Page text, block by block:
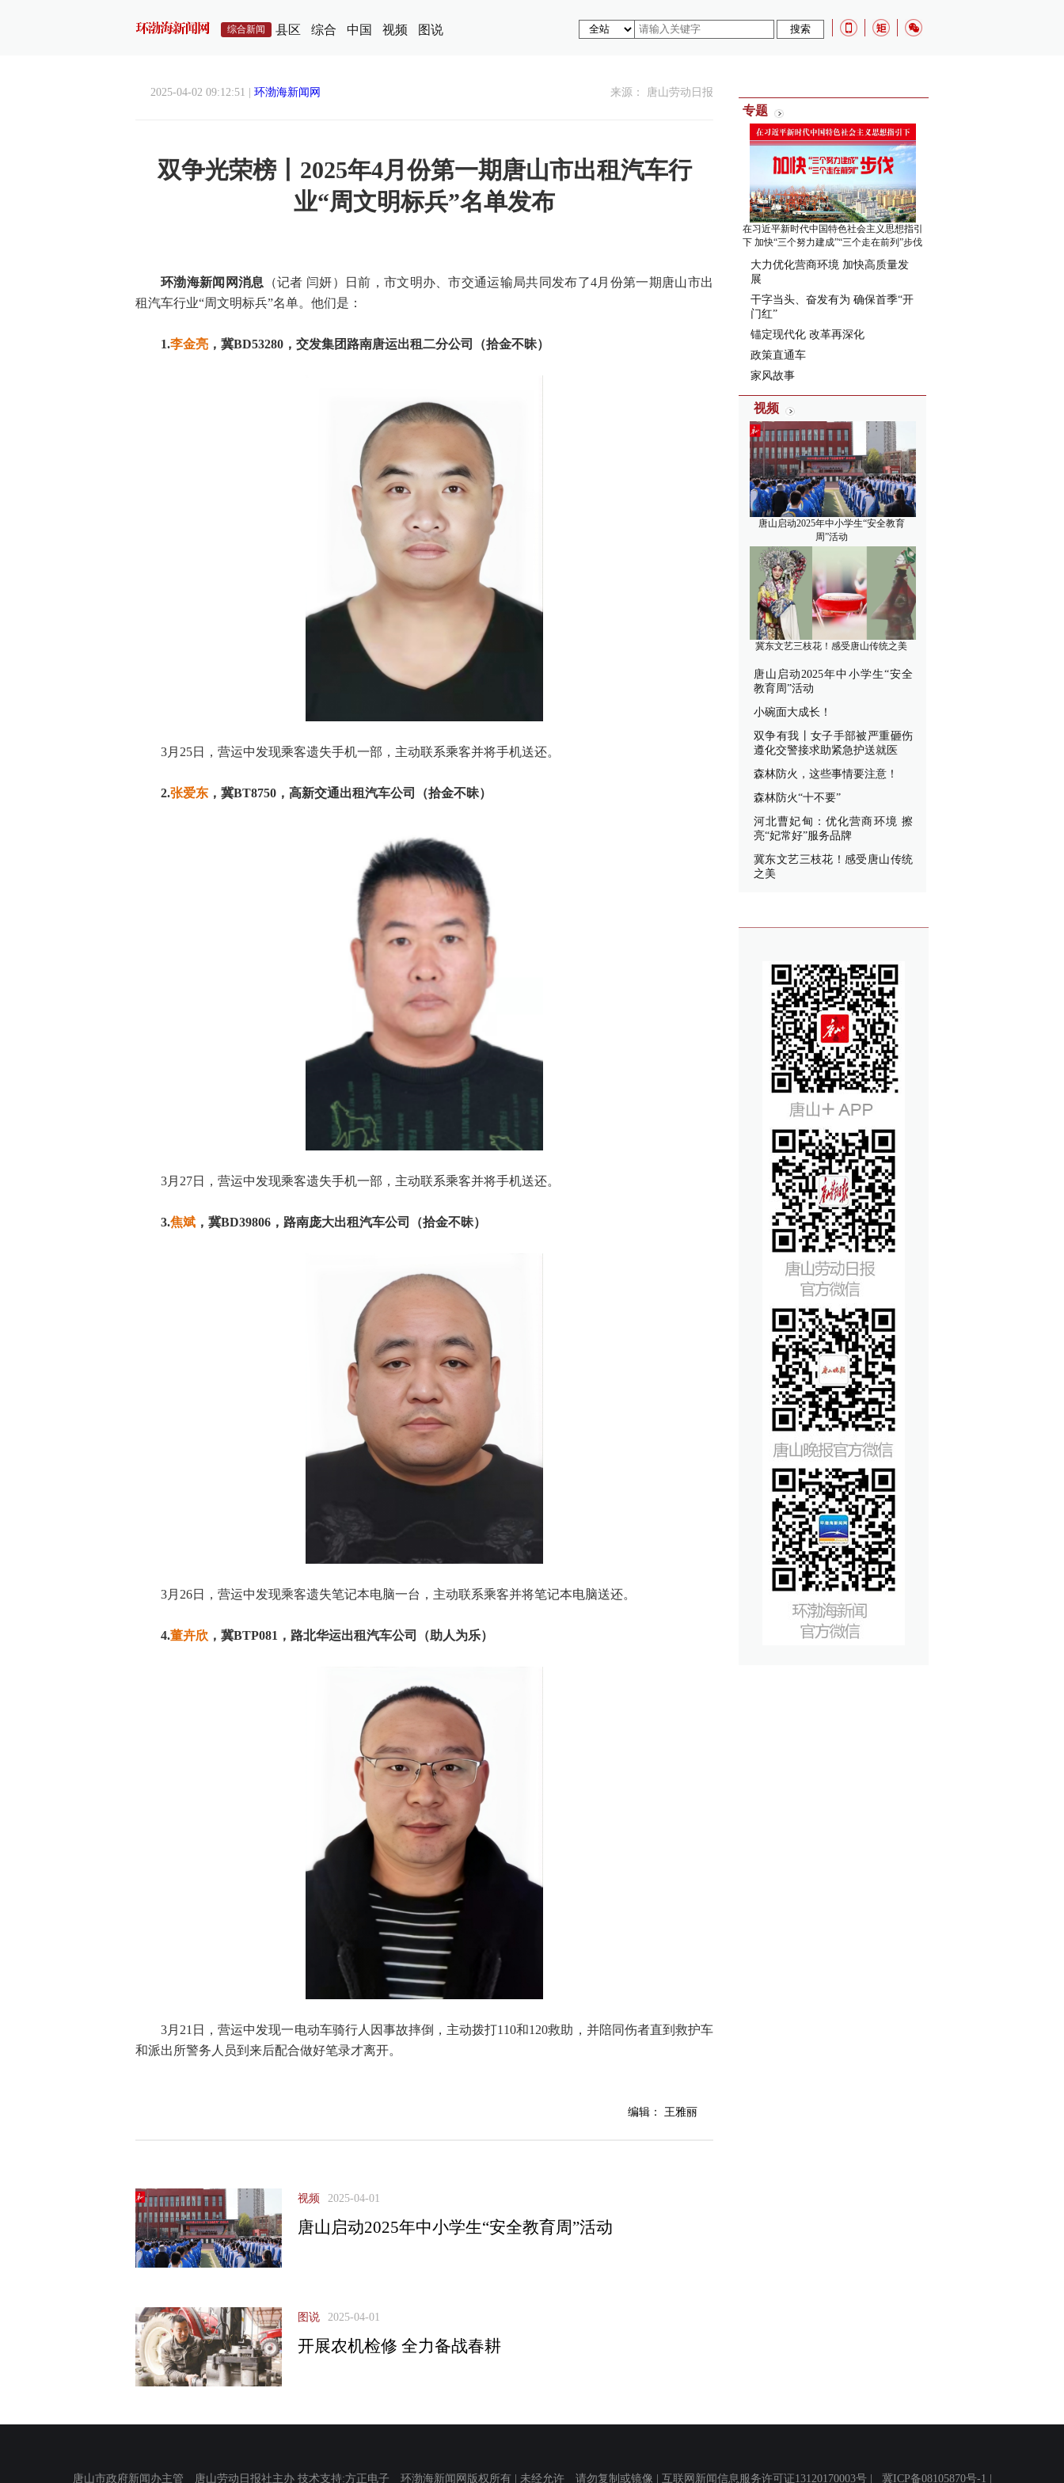
综合新闻 县区 综合 中国 视频 图说
2025-04-02 09:12:51 | 环渤海新闻网 来源： 唐山劳动日报
双争光荣榜丨2025年4月份第一期唐山市出租汽车行
业“周文明标兵”名单发布
环渤海新闻网消息 （记者 闫妍）日前，市文明办、市交通运输局共同发布了4月份第一期唐山市出
租汽车行业“周文明标兵”名单。他们是：
1.李金亮 ，冀BD53280，交发集团路南唐运出租二分公司（拾金不昧）
3月25日，营运中发现乘客遗失手机一部，主动联系乘客并将手机送还。
2.张爱东 ，冀BT8750，高新交通出租汽车公司（拾金不昧）
3月27日，营运中发现乘客遗失手机一部，主动联系乘客并将手机送还。
3.焦斌 ，冀BD39806，路南庞大出租汽车公司（拾金不昧）
3月26日，营运中发现乘客遗失笔记本电脑一台，主动联系乘客并将笔记本电脑送还。
4.董卉欣 ，冀BTP081，路北华运出租汽车公司（助人为乐）
3月21日，营运中发现一电动车骑行人因事故摔倒，主动拨打110和120救助，并陪同伤者直到救护车
和派出所警务人员到来后配合做好笔录才离开。
编辑： 王雅丽
视频 2025-04-01
唐山启动2025年中小学生“安全教育周”活动
图说 2025-04-01
开展农机检修 全力备战春耕
专题
在习近平新时代中国特色社会主义思想指引
下 加快“三个努力建成”“三个走在前列”步伐
大力优化营商环境 加快高质量发
展
干字当头、奋发有为 确保首季“开
门红”
锚定现代化 改革再深化
政策直通车
家风故事
视频
唐山启动2025年中小学生“安全教育
周”活动
冀东文艺三枝花！感受唐山传统之美
唐山启动2025年中小学生“安全
教育周”活动
小碗面大成长！
双争有我丨女子手部被严重砸伤
遵化交警接求助紧急护送就医
森林防火，这些事情要注意！
森林防火“十不要”
河北曹妃甸：优化营商环境 擦
亮“妃常好”服务品牌
冀东文艺三枝花！感受唐山传统
之美
唐山市政府新闻办主管 唐山劳动日报社主办 技术支持:方正电子 环渤海新闻网版权所有 | 未经允许 请勿复制或镜像 | 互联网新闻信息服务许可证13120170003号 | 冀ICP备08105870号-1